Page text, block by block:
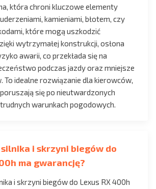
która chroni kluczowe elementy
kamieniami, błotem, czy
które mogą uszkodzić
wytrzymałej konstrukcji, osłona
awarii, co przekłada się na
podczas jazdy oraz mniejsze
To idealne rozwiązanie dla kierowców,
się po nieutwardzonych
warunkach pogodowych.
silnika i skrzyni biegów do
ma gwarancję?
i skrzyni biegów do Lexus RX 400h